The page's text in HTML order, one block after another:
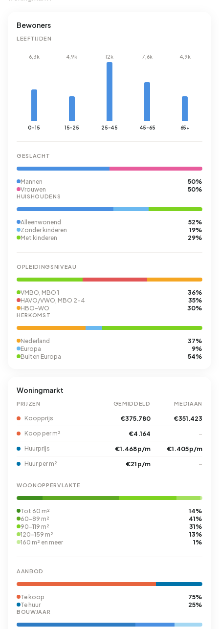
Bewoners
LEEFTIJDEN
6,3k
0-15
4,9k
15-25
12k
25-45
7,6k
45-65
4,9k
65+
GESLACHT
Mannen 50%
Vrouwen 50%
HUISHOUDENS
Alleenwonend 52%
Zonder kinderen 19%
Met kinderen 29%
OPLEIDINGSNIVEAU
VMBO, MBO 1 36%
HAVO/VWO, MBO 2-4 35%
HBO-WO 30%
HERKOMST
Nederland 37%
Europa 9%
Buiten Europa 54%
Woningmarkt
PRIJZEN GEMIDDELD MEDIAAN
Koopprijs €375.780 €351.423
Koop per m² €4.164 –
Huurprijs €1.468 p/m €1.405 p/m
Huur per m² €21 p/m –
WOONOPPERVLAKTE
Tot 60 m² 14%
60-89 m² 41%
90-119 m² 31%
120-159 m² 13%
160 m² en meer 1%
AANBOD
Te koop 75%
Te huur 25%
BOUWJAAR